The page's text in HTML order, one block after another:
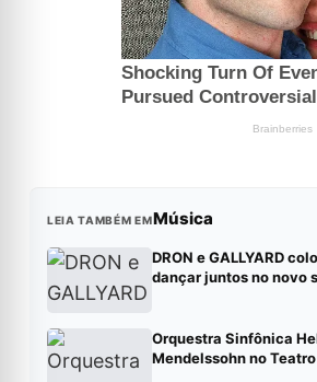
LEIA TAMBÉM EMMúsica
DRON e GALLYARD
dançar juntos no novo
Orquestra Sinfônica
Mendelssohn no